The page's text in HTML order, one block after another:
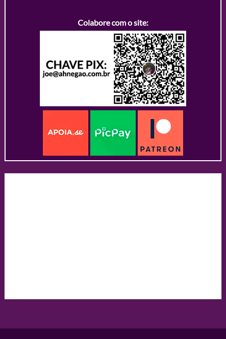
Colabore com o site: